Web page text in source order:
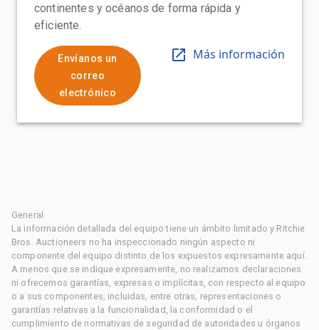
continentes y océanos de forma rápida y
eficiente.
Envíanos un
correo
electrónico
Más información
General
La información detallada del equipo tiene un ámbito limitado y Ritchie
Bros. Auctioneers no ha inspeccionado ningún aspecto ni
componente del equipo distinto de los expuestos expresamente aquí.
A menos que se indique expresamente, no realizamos declaraciones
ni ofrecemos garantías, expresas o implícitas, con respecto al equipo
o a sus componentes, incluidas, entre otras, representaciones o
garantías relativas a la funcionalidad, la conformidad o el
cumplimiento de normativas de seguridad de autoridades u órganos